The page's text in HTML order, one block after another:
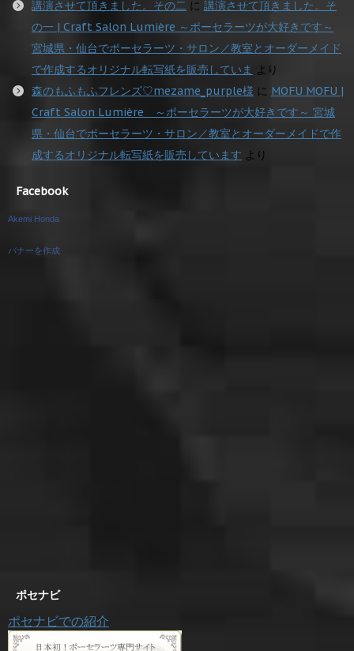
講演させて頂きました。その二 に 講演させて頂きました。そ
の一 | Craft Salon Lumière ～ポーセラーツが大好きです～
宮城県・仙台でポーセラーツ・サロン／教室とオーダーメイド
で作成するオリジナル転写紙を販売していま より
森のもふもふフレンズ♡mezame_purple様 に MOFU MOFU |
Craft Salon Lumière ～ポーセラーツが大好きです～ 宮城
県・仙台でポーセラーツ・サロン／教室とオーダーメイドで作
成するオリジナル転写紙を販売しています より
Facebook
Akemi Honda
バナーを作成
ポセナビ
ポセナビでの紹介